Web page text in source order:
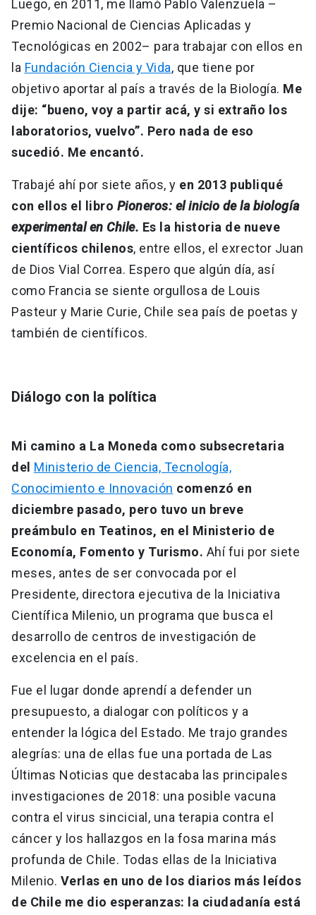
Luego, en 2011, me llamó Pablo Valenzuela –
Premio Nacional de Ciencias Aplicadas y
Tecnológicas en 2002– para trabajar con ellos en
la Fundación Ciencia y Vida, que tiene por
objetivo aportar al país a través de la Biología. Me
dije: “bueno, voy a partir acá, y si extraño los
laboratorios, vuelvo”. Pero nada de eso
sucedió. Me encantó.
Trabajé ahí por siete años, y en 2013 publiqué
con ellos el libro Pioneros: el inicio de la biología
experimental en Chile. Es la historia de nueve
científicos chilenos, entre ellos, el exrector Juan
de Dios Vial Correa. Espero que algún día, así
como Francia se siente orgullosa de Louis
Pasteur y Marie Curie, Chile sea país de poetas y
también de científicos.
Diálogo con la política
Mi camino a La Moneda como subsecretaria
del Ministerio de Ciencia, Tecnología,
Conocimiento e Innovación comenzó en
diciembre pasado, pero tuvo un breve
preámbulo en Teatinos, en el Ministerio de
Economía, Fomento y Turismo. Ahí fui por siete
meses, antes de ser convocada por el
Presidente, directora ejecutiva de la Iniciativa
Científica Milenio, un programa que busca el
desarrollo de centros de investigación de
excelencia en el país.
Fue el lugar donde aprendí a defender un
presupuesto, a dialogar con políticos y a
entender la lógica del Estado. Me trajo grandes
alegrías: una de ellas fue una portada de Las
Últimas Noticias que destacaba las principales
investigaciones de 2018: una posible vacuna
contra el virus sincicial, una terapia contra el
cáncer y los hallazgos en la fosa marina más
profunda de Chile. Todas ellas de la Iniciativa
Milenio. Verlas en uno de los diarios más leídos
de Chile me dio esperanzas: la ciudadanía está